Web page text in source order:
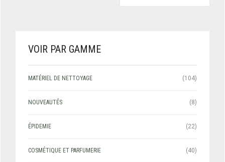
VOIR PAR GAMME
MATÉRIEL DE NETTOYAGE (104)
NOUVEAUTÉS (8)
ÉPIDEMIE (22)
COSMÉTIQUE ET PARFUMERIE (40)